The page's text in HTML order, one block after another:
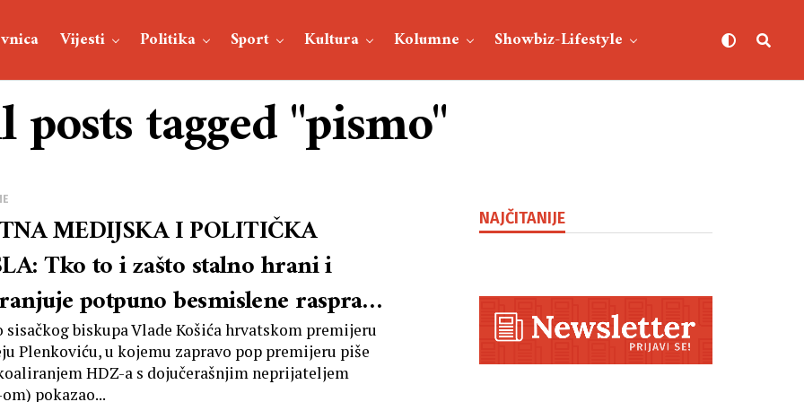
Vijesti Politika Sport Kultura Kolumne Showbiz-Lifestyle
posts tagged "pismo"
MEDIJSKA I POLITIČKA
Tko to i zašto stalno hrani i
potpuno besmislene rasprave
nas da se izgubljeni vrtimo u
sisačkog biskupa Vlade Košića hrvatskom premijeru
Plenkoviću, u kojemu zapravo pop premijeru piše
HDZ-a s dojučerašnjim neprijateljem
pokazao...
NAJČITANIJE